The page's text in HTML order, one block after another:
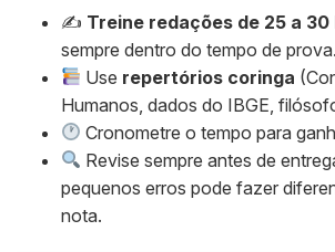
✍️ Treine redações de 25 a 30
sempre dentro do tempo de prova.
Use repertórios coringa
Humanos, dados do IBGE,
Cronometre o tempo para
Revise sempre antes de
pequenos erros pode fazer
nota.